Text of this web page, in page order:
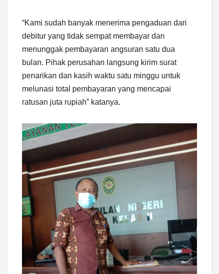
“Kami sudah banyak menerima pengaduan dari
debitur yang tidak sempat membayar dan
menunggak pembayaran angsuran satu dua
bulan. Pihak perusahan langsung kirim surat
penarikan dan kasih waktu satu minggu untuk
melunasi total pembayaran yang mencapai
ratusan juta rupiah” katanya.